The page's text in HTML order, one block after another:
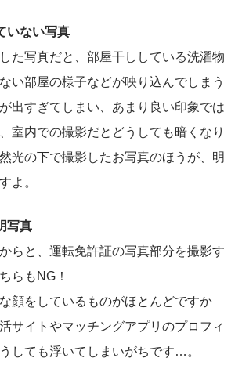
いない写真
た写真だと、部屋干ししている洗濯物
い部屋の様子などが映り込んでしまう
出すぎてしまい、あまり良い印象では
室内での撮影だとどうしても暗くなり
光の下で撮影したお写真のほうが、明
よ。
写真
らと、運転免許証の写真部分を撮影す
らもNG！
顔をしているものがほとんどですか
サイトやマッチングアプリのプロフィ
しても浮いてしまいがちです…。